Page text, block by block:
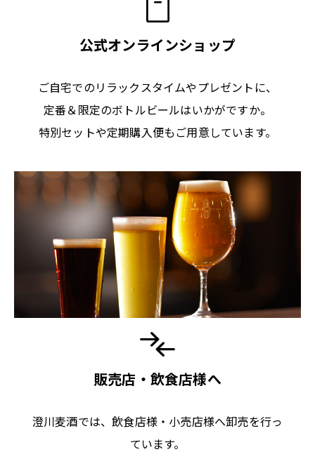
公式オンラインショップ
ご自宅でのリラックスタイムやプレゼントに、
定番＆限定のボトルビールはいかがですか。
特別セットや定期購入便もご用意しています。
販売店・飲食店様へ
澄川麦酒では、飲食店様・小売店様へ卸売を行っ
ています。